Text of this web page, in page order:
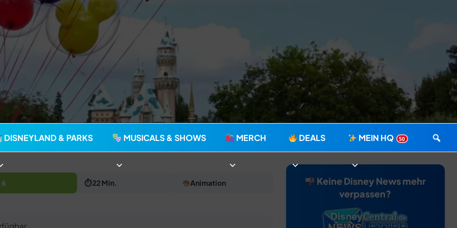
seit 2006
DISNEYLAND & PARKS MUSICALS & SHOWS MERCH DEALS MEIN HQ 50
6 ⏱ 22 Min. Animation
Keine Disney News mehr
verpassen?